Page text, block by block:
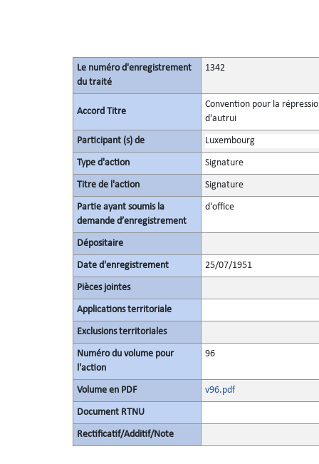
Le numéro d'enregistrement
du traité
1342
Accord Titre
Convention pour la
d'autrui
Participant (s) de Luxembourg
Type d'action Signature
Titre de l'action Signature
Partie ayant soumis la
demande d’enregistrement
d'office
Dépositaire
Date d'enregistrement 25/07/1951
Pièces jointes
Applications territoriale
Exclusions territoriales
Numéro du volume pour
l'action
96
Volume en PDF v96.pdf
Document RTNU
Rectificatif/Additif/Note